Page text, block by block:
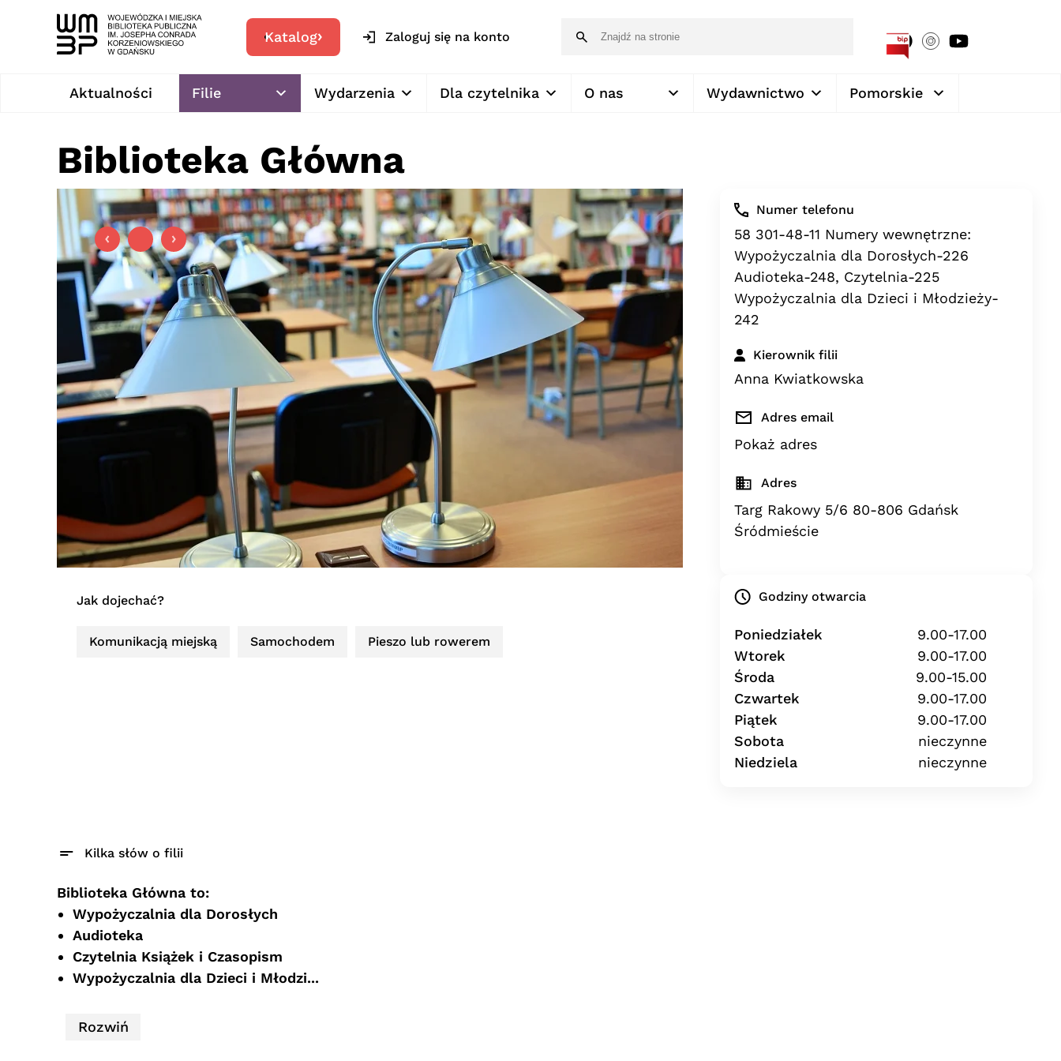
Katalog Zaloguj się na konto
Aktualności Filie Wydarzenia Dla czytelnika O nas Wydawnictwo Pomorskie
Biblioteka Główna
Jak dojechać?
Komunikacją miejską Samochodem Pieszo lub rowerem
Numer telefonu
58 301-48-11 Numery wewnętrzne:
Wypożyczalnia dla Dorosłych-226
Audioteka-248, Czytelnia-225
Wypożyczalnia dla Dzieci i Młodzieży-
242
Kierownik filii
Anna Kwiatkowska
Adres email
Pokaż adres
Adres
Targ Rakowy 5/6 80-806 Gdańsk
Śródmieście
Godziny otwarcia
Poniedziałek
9.00-17.00
Wtorek
9.00-17.00
Środa
9.00-15.00
Czwartek
9.00-17.00
Piątek
9.00-17.00
Sobota
nieczynne
Niedziela
nieczynne
Kilka słów o filii
Biblioteka Główna to:
Wypożyczalnia dla Dorosłych
Audioteka
Czytelnia Książek i Czasopism
Wypożyczalnia dla Dzieci i Młodzi...
Rozwiń